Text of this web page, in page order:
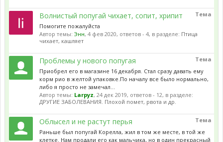
Тема
Волнистый попугай чихает, сопит, хрипит
Помогите пожалуйста
Автор темы: Энн, 4 фев 2020, ответов - 4, в разделе: Птица
чихает, кашляет
Тема
Проблемы у нового попугая
Приобрел его в магазине 16 декабря. Стал сразу давать ему
корм рио в желтой упаковке.По началу все было нормально,
либо я просто не замечал...
Автор темы: Larpyz, 24 дек 2019, ответов - 12, в разделе:
ДРУГИЕ ЗАБОЛЕВАНИЯ. Плохой помет, рвота и др.
Тема
Облысел и не растут перья
Раньше был попугай Корелла, жил в том же месте, в той же
клетке. Нам продали его как мальчика, но в один прекрасный